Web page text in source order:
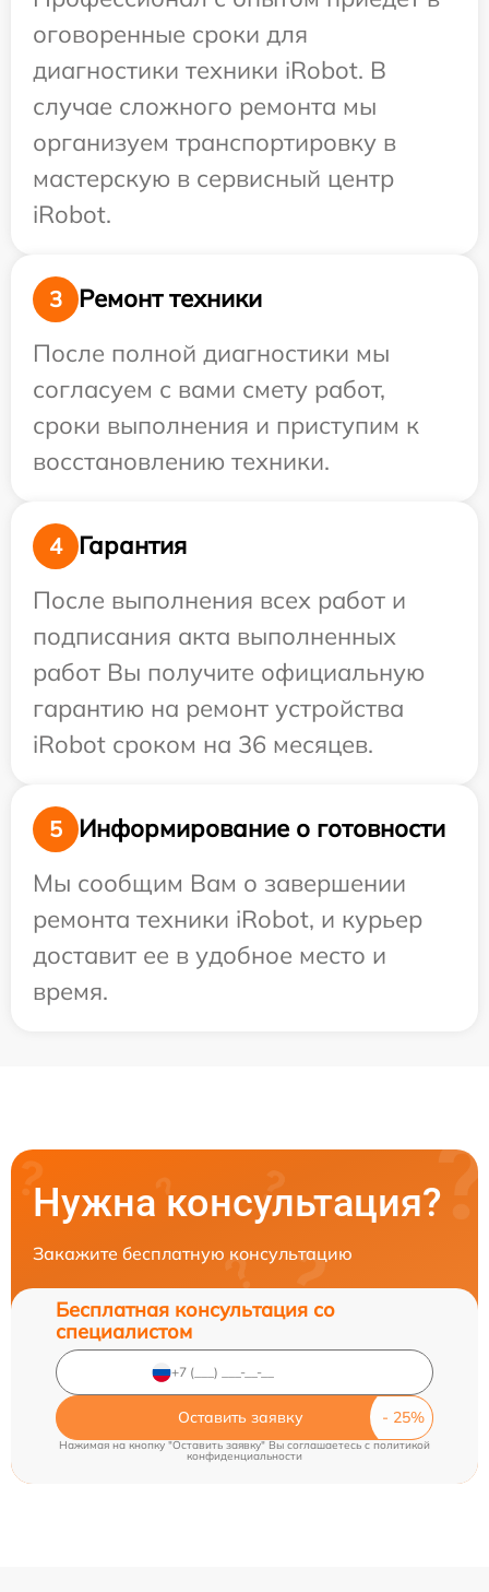
оговоренные сроки для
диагностики техники iRobot. В
случае сложного ремонта мы
организуем транспортировку в
мастерскую в сервисный центр
iRobot.
3
Ремонт техники
После полной диагностики мы
согласуем с вами смету работ,
сроки выполнения и приступим к
восстановлению техники.
4
Гарантия
После выполнения всех работ и
подписания акта выполненных
работ Вы получите официальную
гарантию на ремонт устройства
iRobot сроком на 36 месяцев.
5
Информирование о готовности
Мы сообщим Вам о завершении
ремонта техники iRobot, и курьер
доставит ее в удобное место и
время.
Нужна консультация?
Закажите бесплатную консультацию
Бесплатная консультация со
специалистом
Оставить заявку
Нажимая на кнопку "Оставить заявку" Вы соглашаетесь cполитикой
конфиденциальности